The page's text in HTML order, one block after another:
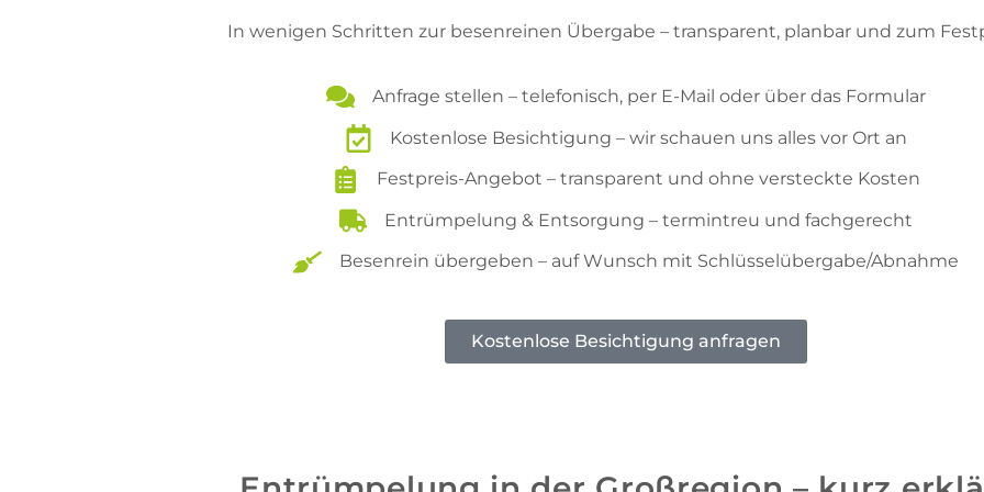
In wenigen Schritten zur besenreinen Übergabe – transparent, planbar und zum
Anfrage stellen – telefonisch, per E-Mail oder über das Formular
Kostenlose Besichtigung – wir schauen uns alles vor Ort an
Festpreis-Angebot – transparent und ohne versteckte Kosten
Entrümpelung & Entsorgung – termintreu und fachgerecht
Besenrein übergeben – auf Wunsch mit Schlüsselübergabe/Abnahme
Kostenlose Besichtigung anfragen